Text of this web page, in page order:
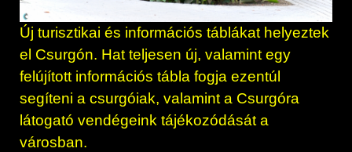
Új turisztikai és információs táblákat helyeztek
el Csurgón. Hat teljesen új, valamint egy
felújított információs tábla fogja ezentúl
segíteni a csurgóiak, valamint a Csurgóra
látogató vendégeink tájékozódását a
városban.